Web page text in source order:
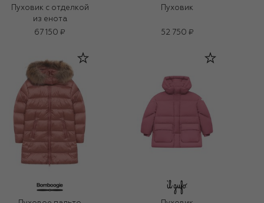
Пуховик с отделкой
из енота
67 150 ₽
Пуховик
52 750 ₽